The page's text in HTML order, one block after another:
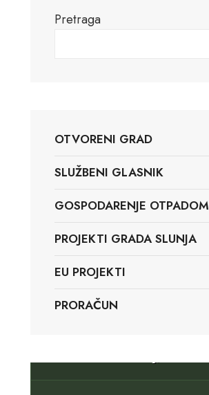
Pretraga
OTVORENI GRAD
SLUŽBENI GLASNIK
GOSPODARENJE OTPADOM
PROJEKTI GRADA SLUNJA
EU PROJEKTI
PRORAČUN